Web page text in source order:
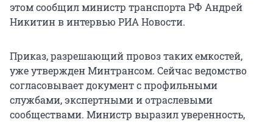
этом сообщил министр транспорта РФ Андрей
Никитин в интервью РИА Новости.
Приказ, разрешающий провоз таких емкостей,
уже утвержден Минтрансом. Сейчас ведомство
согласовывает документ с профильными
службами, экспертными и отраслевыми
сообществами. Министр выразил уверенность,